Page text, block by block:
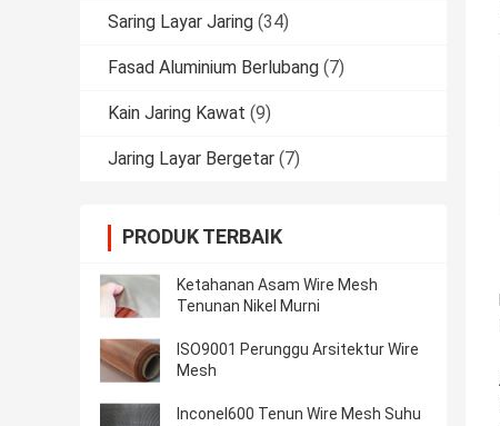
Saring Layar Jaring (34)
Fasad Aluminium Berlubang (7)
Kain Jaring Kawat (9)
Jaring Layar Bergetar (7)
PRODUK TERBAIK
Ketahanan Asam Wire Mesh
Tenunan Nikel Murni
ISO9001 Perunggu Arsitektur Wire
Mesh
Inconel600 Tenun Wire Mesh Suhu